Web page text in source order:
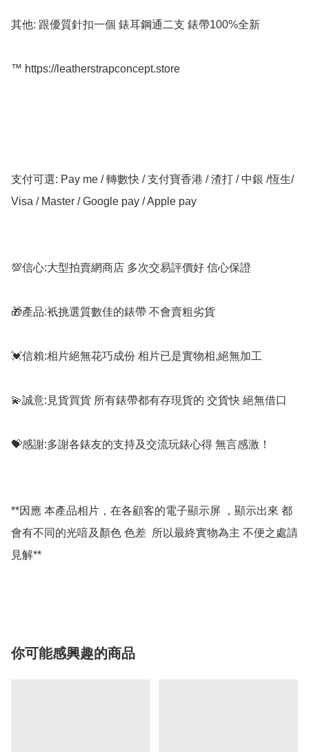
其他: 跟優質針扣一個 錶耳鋼通二支 錶帶100%全新
™️ https://leatherstrapconcept.store
支付可選: Pay me / 轉數快 / 支付寶香港 / 渣打 / 中銀 /恆生/
Visa / Master / Google pay / Apple pay
💯信心:大型拍賣網商店 多次交易評價好 信心保證
🎁產品:衹挑選質數佳的錶帶 不會賣粗劣貨
💓信賴:相片絕無花巧成份 相片已是實物相,絕無加工
💫誠意:見貨買貨 所有錶帶都有存現貨的 交貨快 絕無借口
💝感謝:多謝各錶友的支持及交流玩錶心得 無言感激！
**因應 本產品相片，在各顧客的電子顯示屏 ，顯示出來 都
會有不同的光喑及顏色 色差  所以最終實物為主 不便之處請
見解**
你可能感興趣的商品